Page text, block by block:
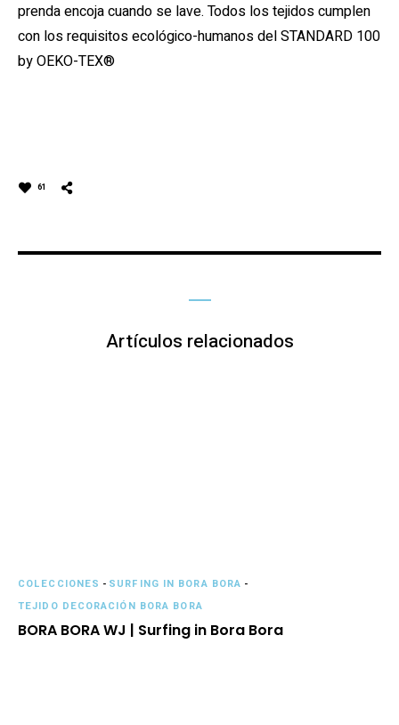
prenda encoja cuando se lave. Todos los tejidos cumplen
con los requisitos ecológico-humanos del STANDARD 100
by OEKO-TEX®
61
Artículos relacionados
COLECCIONES - SURFING IN BORA BORA -
TEJIDO DECORACIÓN BORA BORA
BORA BORA WJ | Surfing in Bora Bora